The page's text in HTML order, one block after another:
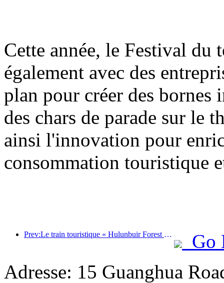
Cette année, le Festival du
également avec des
plan pour créer des
des chars de parade sur le
ainsi l'innovation pour
consommation touristique
Prev:Le train touristique « Hulunbuir Forest Rendezvous - Daxinganling Express - Starlight Train - Tianyi Journey » effectue son voyage inaugural.
Go
Adresse: 15 Guanghua